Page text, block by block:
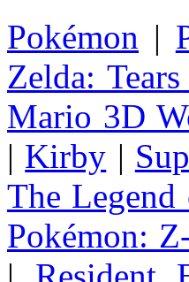
Pokémon |
Zelda:
Mario 3D
| Kirby |
The
Pokémon: